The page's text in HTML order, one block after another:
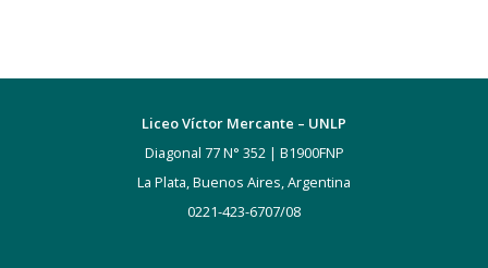
Liceo Víctor Mercante – UNLP
Diagonal 77 N° 352 | B1900FNP
La Plata, Buenos Aires, Argentina
0221-423-6707/08